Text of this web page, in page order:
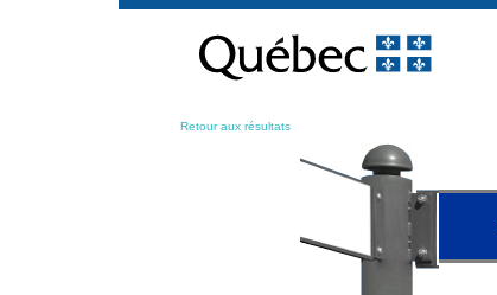
contenu
Retour aux résultats